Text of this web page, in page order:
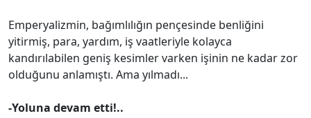
Emperyalizmin, bağımlılığın pençesinde benliğini
yitirmiş, para, yardım, iş vaatleriyle kolayca
kandırılabilen geniş kesimler varken işinin ne kadar zor
olduğunu anlamıştı. Ama yılmadı...
-Yoluna devam etti!..